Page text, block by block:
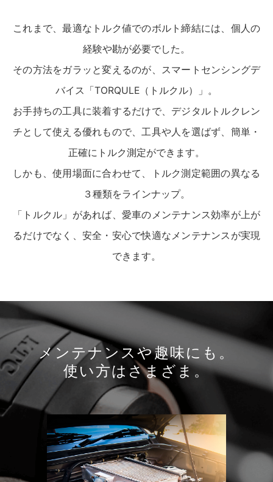
これまで、最適なトルク値でのボルト締結には、個人の
経験や勘が必要でした。
その方法をガラッと変えるのが、スマートセンシングデ
バイス「TORQULE（トルクル）」。
お手持ちの工具に装着するだけで、デジタルトルクレン
チとして使える優れもので、工具や人を選ばず、簡単・
正確にトルク測定ができます。
しかも、使用場面に合わせて、トルク測定範囲の異なる
３種類をラインナップ。
「トルクル」があれば、愛車のメンテナンス効率が上が
るだけでなく、 安全・安心で快適なメンテナンスが実現
できます。
メンテナンスや趣味にも。
使い方はさまざま。